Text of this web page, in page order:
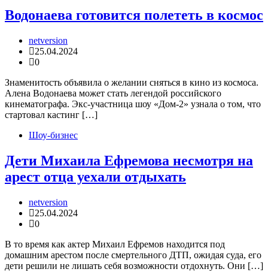
Водонаева готовится полететь в космос
netversion
25.04.2024
0
Знаменитость объявила о желании сняться в кино из космоса.
Алена Водонаева может стать легендой российского
кинематографа. Экс-участница шоу «Дом-2» узнала о том, что
стартовал кастинг […]
Шоу-бизнес
Дети Михаила Ефремова несмотря на
арест отца уехали отдыхать
netversion
25.04.2024
0
В то время как актер Михаил Ефремов находится под
домашним арестом после смертельного ДТП, ожидая суда, его
дети решили не лишать себя возможности отдохнуть. Они […]